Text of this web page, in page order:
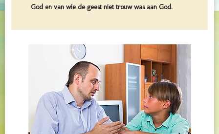
God en van wie de geest niet trouw was aan God.